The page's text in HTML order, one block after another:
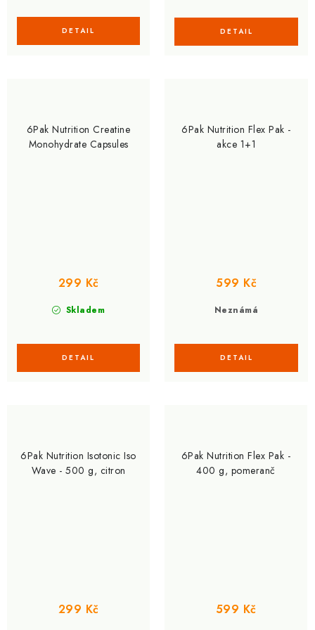
6Pak Nutrition Creatine
Monohydrate Capsules
Skladem
299 Kč
6Pak Nutrition Flex Pak -
akce 1+1
Neznámá
599 Kč
6Pak Nutrition Isotonic Iso
Wave - 500 g, citron
299 Kč
6Pak Nutrition Flex Pak -
400 g, pomeranč
599 Kč